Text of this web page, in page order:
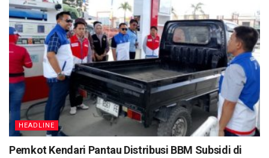
HEADLINE
Pemkot Kendari Pantau Distribusi BBM Subsidi di